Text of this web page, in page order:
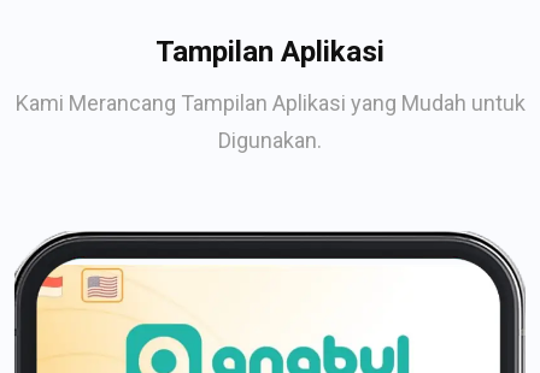
Tampilan Aplikasi
Kami Merancang Tampilan Aplikasi yang Mudah untuk
Digunakan.